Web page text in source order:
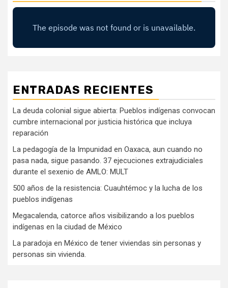
ENTRADAS RECIENTES
La deuda colonial sigue abierta: Pueblos indígenas convocan
cumbre internacional por justicia histórica que incluya
reparación
La pedagogía de la Impunidad en Oaxaca, aun cuando no
pasa nada, sigue pasando. 37 ejecuciones extrajudiciales
durante el sexenio de AMLO: MULT
500 años de la resistencia: Cuauhtémoc y la lucha de los
pueblos indígenas
Megacalenda, catorce años visibilizando a los pueblos
indígenas en la ciudad de México
La paradoja en México de tener viviendas sin personas y
personas sin vivienda.